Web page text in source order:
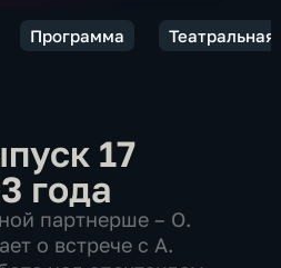
Программа
17
года
партнерше – О.
о встрече с А.